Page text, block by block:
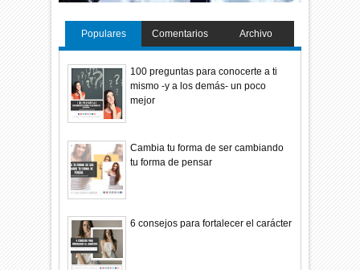
Populares Comentarios Archivo
100 preguntas para conocerte a ti
mismo -y a los demás- un poco
mejor
Cambia tu forma de ser cambiando
tu forma de pensar
6 consejos para fortalecer el carácter